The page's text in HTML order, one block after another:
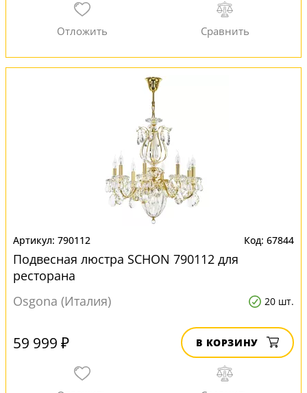
790112 67844
Подвесная люстра SCHON 790112 для
ресторана
Osgona (Италия)
20 шт.
59 999 ₽ В КОРЗИНУ